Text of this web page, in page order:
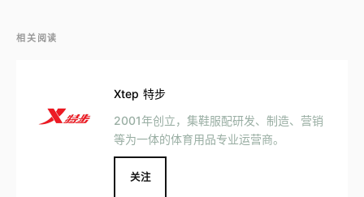
相关阅读
Xtep 特步
2001年创立，集鞋服配研发、制造、营销
等为一体的体育用品专业运营商。
关注